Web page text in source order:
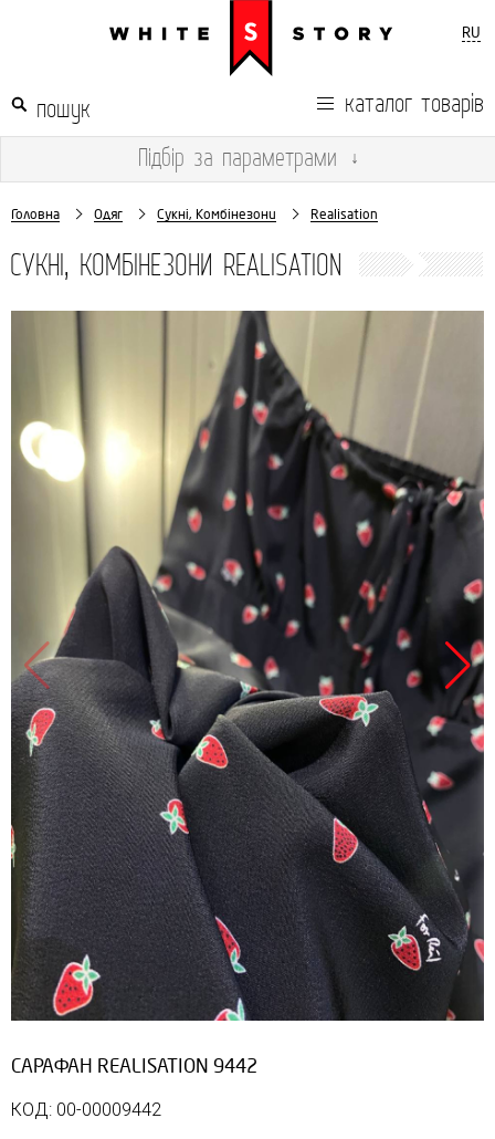
RU
каталог товарів
Підбір за параметрами ↓
Головна Одяг Сукні, Комбінезони Realisation
СУКНІ, КОМБІНЕЗОНИ REALISATION
Продано
САРАФАН REALISATION 9442
КОД: 00-00009442